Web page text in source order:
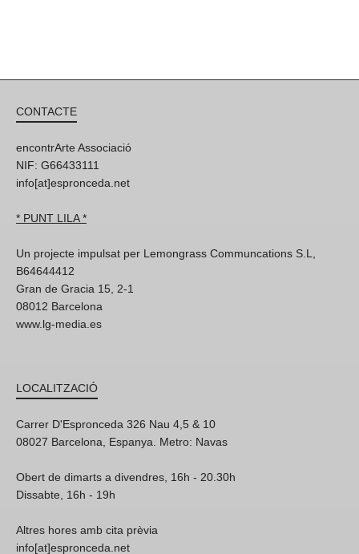
CONTACTE
encontrArte Associació
NIF: G66433111
info[at]espronceda.net
* PUNT LILA *
Un projecte impulsat per Lemongrass Communcations S.L,
B64644412
Gran de Gracia 15, 2-1
08012 Barcelona
www.lg-media.es
LOCALITZACIÓ
Carrer D'Espronceda 326 Nau 4,5 & 10
08027 Barcelona, Espanya. Metro: Navas
Obert de dimarts a divendres, 16h - 20.30h
Dissabte, 16h - 19h
Altres hores amb cita prèvia
info[at]espronceda.net